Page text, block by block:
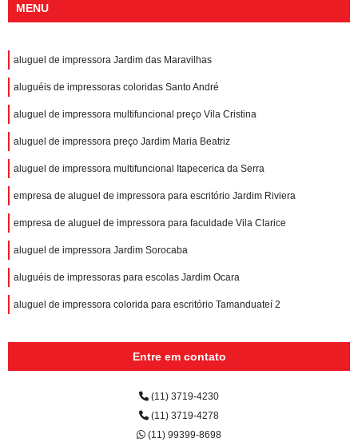
MENU
aluguel de impressora Jardim das Maravilhas
aluguéis de impressoras coloridas Santo André
aluguel de impressora multifuncional preço Vila Cristina
aluguel de impressora preço Jardim Maria Beatriz
aluguel de impressora multifuncional Itapecerica da Serra
empresa de aluguel de impressora para escritório Jardim Riviera
empresa de aluguel de impressora para faculdade Vila Clarice
aluguel de impressora Jardim Sorocaba
aluguéis de impressoras para escolas Jardim Ocara
aluguel de impressora colorida para escritório Tamanduateí 2
Entre em contato
(11) 3719-4230
(11) 3719-4278
(11) 99399-8698